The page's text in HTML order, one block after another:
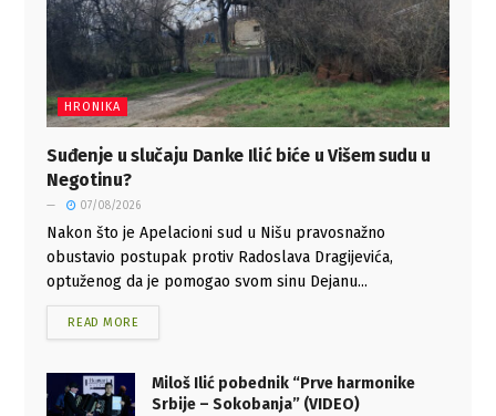
HRONIKA
Suđenje u slučaju Danke Ilić biće u Višem sudu u
Negotinu?
07/08/2026
Nakon što je Apelacioni sud u Nišu pravosnažno
obustavio postupak protiv Radoslava Dragijevića,
optuženog da je pomogao svom sinu Dejanu...
READ MORE
Miloš Ilić pobednik “Prve harmonike
Srbije – Sokobanja” (VIDEO)